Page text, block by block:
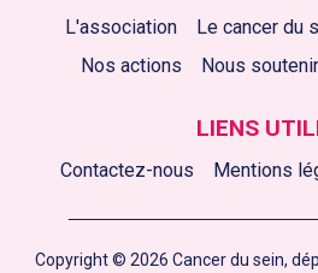
L'association Le cancer du
Nos actions
Nous soutenir
LIENS
Contactez-nous Mentions
Copyright © 2026 Cancer du sein,